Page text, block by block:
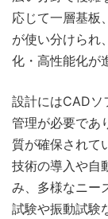
応じて一層基板
が使い分けられ
化・高性能化が
設計にはCADソ
管理が必要であ
質が確保されて
技術の導入や自
み、多様なニー
試験や振動試験